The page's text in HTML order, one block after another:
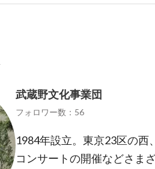
武蔵野文化事業団
フォロワー数：56
1984年設立。東京23区の
コンサートの開催などさま